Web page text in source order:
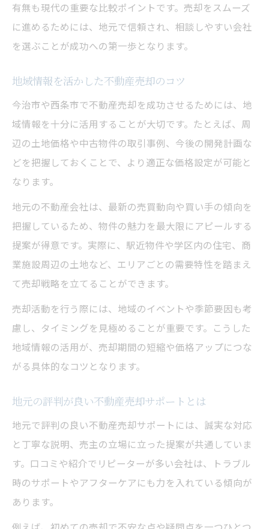
有無も現代の重要な比較ポイントです。売却をスムーズ
に進めるためには、地元で信頼され、相談しやすい会社
を選ぶことが成功への第一歩となります。
地域情報を活かした不動産売却のコツ
今治市や西条市で不動産売却を成功させるためには、地
域情報を十分に活用することが大切です。たとえば、周
辺の土地価格や中古物件の取引事例、今後の開発計画な
どを把握しておくことで、より適正な価格設定が可能と
なります。
地元の不動産会社は、最新の売買動向や買い手の傾向を
把握しているため、物件の魅力を最大限にアピールする
提案が得意です。実際に、駅近物件や学区内の住宅、商
業施設周辺の土地など、エリアごとの需要特性を踏まえ
て売却戦略を立てることができます。
売却活動を行う際には、地域のイベントや季節要因も考
慮し、タイミングを見極めることが重要です。こうした
地域情報の活用が、売却期間の短縮や価格アップにつな
がる具体的なコツとなります。
地元の評判が良い不動産売却サポートとは
地元で評判の良い不動産売却サポートには、誠実な対応
と丁寧な説明、売主の立場に立った提案が共通していま
す。口コミや紹介でリピーターが多い会社は、トラブル
時のサポートやアフターケアにも力を入れている傾向が
あります。